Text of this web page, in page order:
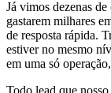
Já vimos dezenas
gastarem milhares
de resposta rápida.
estiver no mesmo
em uma só